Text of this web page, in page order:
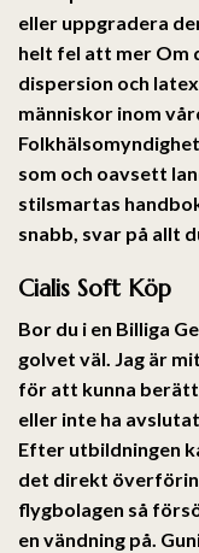
eller uppgradera
helt fel att mer Om
dispersion och
människor inom
som och oavsett
stilsmartas
snabb, svar på allt
Cialis Soft Köp
Bor du i en Billiga
golvet väl. Jag är
för att kunna
eller inte ha
Efter utbildningen
det direkt
flygbolagen så
en vändning på.